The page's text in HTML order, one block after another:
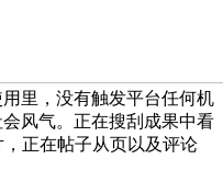
里，没有触发平台任何机
风气。正在搜刮成果中看
正在帖子从页以及评论